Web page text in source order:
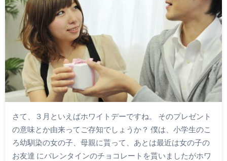
さて、３月といえばホワイトデーですね。 そのプレゼント
の意味とか由来ってご存知でしょうか？ 僕は、小学生のこ
ろ幼馴染の女の子、母親に貰って、あとは最近は女の子の
お友達 にバレンタインのチョコレートを貰いましたがホワ